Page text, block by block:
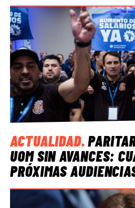
ACTUALIDAD.
UOM SIN AVANCES:
PRÓXIMAS